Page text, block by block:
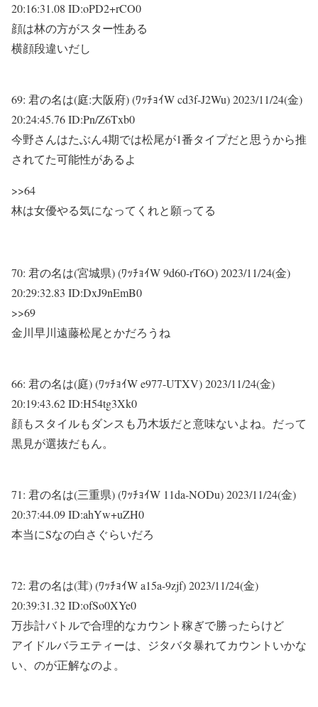
20:16:31.08 ID:oPD2+rCO0
顔は林の方がスター性ある
横顔段違いだし
69: 君の名は(庭:大阪府) (ﾜｯﾁｮｲW cd3f-J2Wu)2023/11/24(金)
20:24:45.76 ID:Pn/Z6Txb0
今野さんはたぶん4期では松尾が1番タイプだと思うから推
されてた可能性があるよ
>>64
林は女優やる気になってくれと願ってる
70: 君の名は(宮城県) (ﾜｯﾁｮｲW 9d60-rT6O)2023/11/24(金)
20:29:32.83 ID:DxJ9nEmB0
>>69
金川早川遠藤松尾とかだろうね
66: 君の名は(庭) (ﾜｯﾁｮｲW e977-UTXV)2023/11/24(金)
20:19:43.62 ID:H54tg3Xk0
顔もスタイルもダンスも乃木坂だと意味ないよね。だって
黒見が選抜だもん。
71: 君の名は(三重県) (ﾜｯﾁｮｲW 11da-NODu)2023/11/24(金)
20:37:44.09 ID:ahYw+uZH0
本当にSなの白さぐらいだろ
72: 君の名は(茸) (ﾜｯﾁｮｲW a15a-9zjf)2023/11/24(金)
20:39:31.32 ID:ofSo0XYe0
万歩計バトルで合理的なカウント稼ぎで勝ったらけど
アイドルバラエティーは、ジタバタ暴れてカウントいかな
い、のが正解なのよ。